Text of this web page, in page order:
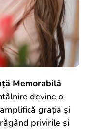
Memorabilă
devine o
grația și
privirile și